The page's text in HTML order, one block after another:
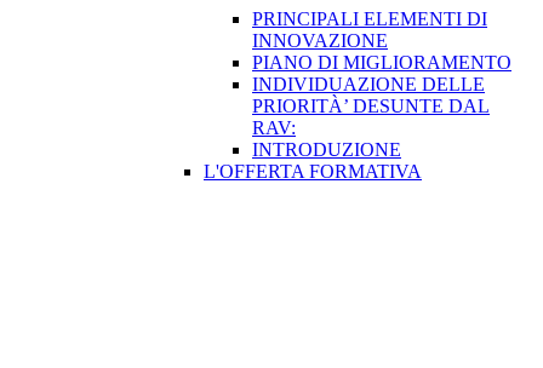
PRINCIPALI ELEMENTI DI
INNOVAZIONE
PIANO DI MIGLIORAMENTO
INDIVIDUAZIONE DELLE
PRIORITÀ’ DESUNTE DAL
RAV:
INTRODUZIONE
L'OFFERTA FORMATIVA